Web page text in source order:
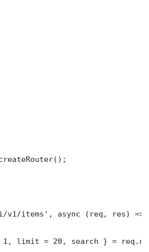
v1/items', async (req, res) =>
1, limit = 20, search } =